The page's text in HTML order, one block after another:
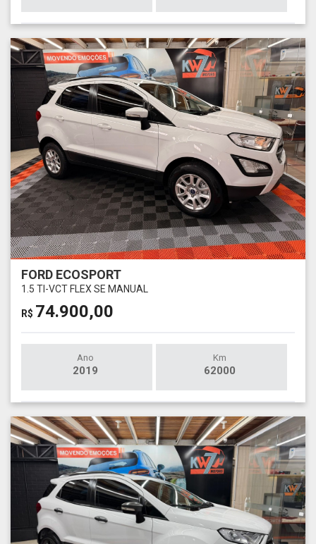
FORD ECOSPORT
1.5 TI-VCT FLEX SE MANUAL
R$ 74.900,00
Ano
2019
Km
62000